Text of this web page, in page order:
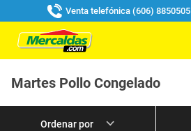
Venta telefónica (606) 8850505
Martes Pollo Congelado